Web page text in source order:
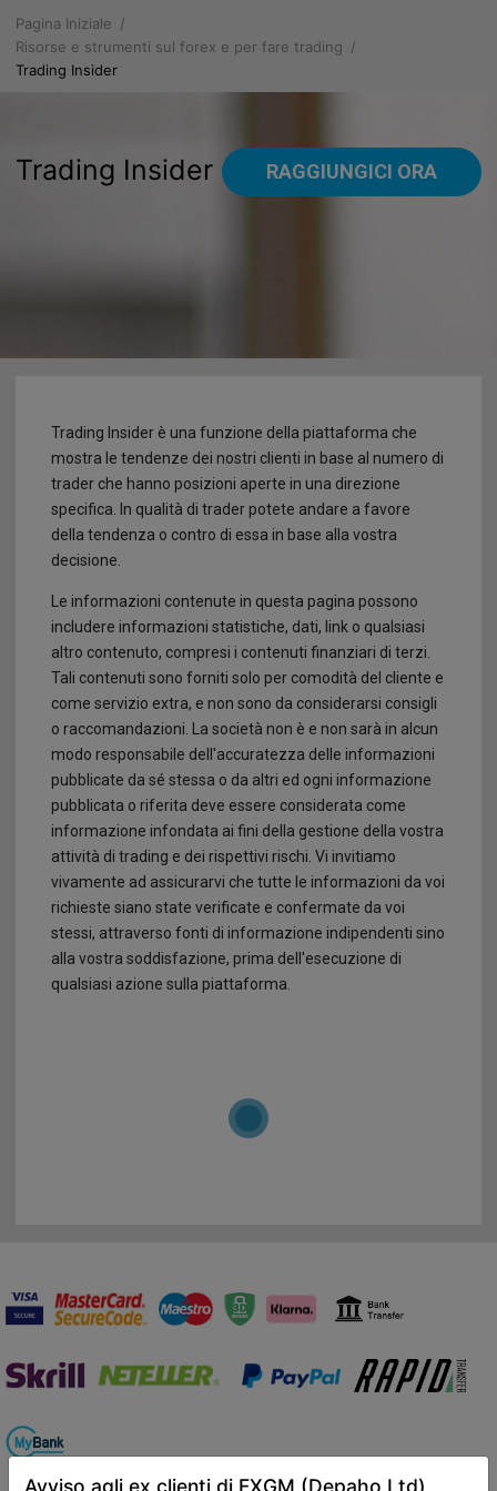
Avviso agli ex clienti di FXGM (Depaho Ltd)
Chi Siamo
Perché scegliere FXGM?
Contratto del Servizio
Regolamentazioni
Licenze, Etica Aziendale & Fondo Compensazione Clienti
Promotori Finanziari
Servizio Clienti
Affiliazioni: Affiliati ad FXGM
Filiali
3D Secure
Rimani Protetto Online
Piattaforme
Leva per account professionali
Scheda prodotto e costi
Cos’è un CFD?
CFD su Derivati Sintetici
Chiusura Protettiva del Margine
Regime di Negoziazione per Conto Proprio
Autochartist
Servizio per ricevere SMS sul Forex gratis
La storia del Forex
Domande Frequenti
Alimentazione del Conto
Depositi
Prelievi
Pagina Iniziale
Risorse e strumenti sul forex e per fare trading
Trading Insider
Trading Insider RAGGIUNGICI ORA
Trading Insider è una funzione della piattaforma che
mostra le tendenze dei nostri clienti in base al numero di
trader che hanno posizioni aperte in una direzione
specifica. In qualità di trader potete andare a favore
della tendenza o contro di essa in base alla vostra
decisione.
Le informazioni contenute in questa pagina possono
includere informazioni statistiche, dati, link o qualsiasi
altro contenuto, compresi i contenuti finanziari di terzi.
Tali contenuti sono forniti solo per comodità del cliente e
come servizio extra, e non sono da considerarsi consigli
o raccomandazioni. La società non è e non sarà in alcun
modo responsabile dell'accuratezza delle informazioni
pubblicate da sé stessa o da altri ed ogni informazione
pubblicata o riferita deve essere considerata come
informazione infondata ai fini della gestione della vostra
attività di trading e dei rispettivi rischi. Vi invitiamo
vivamente ad assicurarvi che tutte le informazioni da voi
richieste siano state verificate e confermate da voi
stessi, attraverso fonti di informazione indipendenti sino
alla vostra soddisfazione, prima dell'esecuzione di
qualsiasi azione sulla piattaforma.